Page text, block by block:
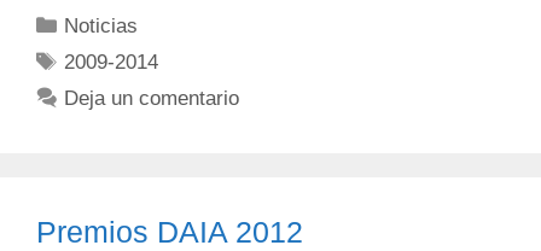
Noticias
2009-2014
Deja un comentario
Premios DAIA 2012